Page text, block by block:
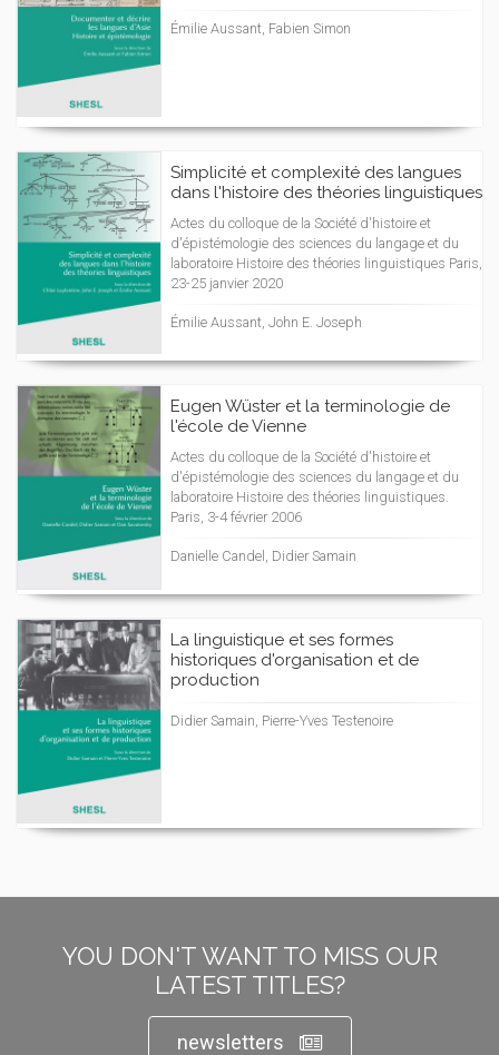
Émilie Aussant, Fabien Simon
Simplicité et complexité des langues
dans l'histoire des théories linguistiques
Actes du colloque de la Société d'histoire et
d'épistémologie des sciences du langage et du
laboratoire Histoire des théories linguistiques Paris,
23-25 janvier 2020
Émilie Aussant, John E. Joseph
Eugen Wüster et la terminologie de
l'école de Vienne
Actes du colloque de la Société d'histoire et
d'épistémologie des sciences du langage et du
laboratoire Histoire des théories linguistiques.
Paris, 3-4 février 2006
Danielle Candel, Didier Samain
La linguistique et ses formes
historiques d'organisation et de
production
Didier Samain, Pierre-Yves Testenoire
YOU DON'T WANT TO MISS OUR
LATEST TITLES?
newsletters